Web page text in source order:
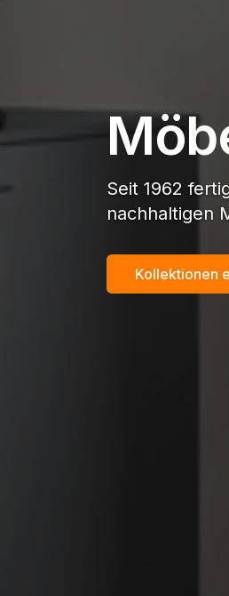
Seit 1962
nachhaltigen
Kollektionen